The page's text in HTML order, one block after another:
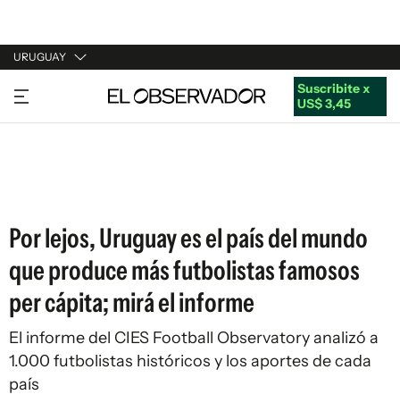
URUGUAY
URUGUAY
ARGENTINA
Suscribite x
US$ 3,45
Por lejos, Uruguay es el país del mundo
que produce más futbolistas famosos
per cápita; mirá el informe
El informe del CIES Football Observatory analizó a
1.000 futbolistas históricos y los aportes de cada
país